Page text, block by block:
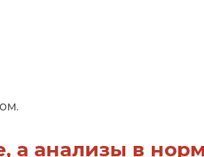
а анализы в